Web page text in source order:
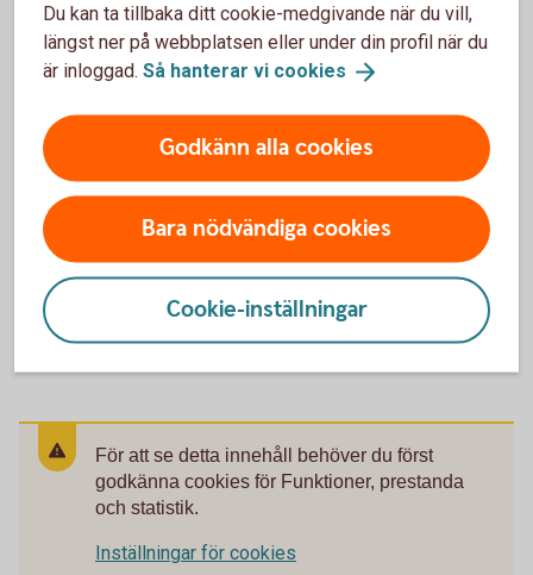
Vad kan man göra i portalen?
Kan jag använda min telefon som kortterminal?
Är det någon bindningstid på betalterminalen?
kassasystem?
Kan jag köpa en kortterminal separat, utan
För att se detta innehåll behöver du först
godkänna cookies för Funktioner, prestanda
och statistik.
Inställningar för cookies
Du kan ta tillbaka ditt cookie-medgivande när du vill,
längst ner på webbplatsen eller under din profil när du
är inloggad. Så hanterar vi cookies
Godkänn alla cookies
Bara nödvändiga cookies
Cookie-inställningar